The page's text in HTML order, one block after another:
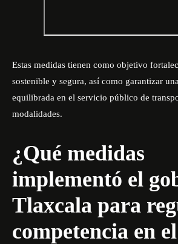
Estas medidas tienen como objetivo
sostenible y segura, así como garantizar
equilibrada en el servicio público de
modalidades.
¿Qué medidas
implementó el
Tlaxcala para
competencia en el